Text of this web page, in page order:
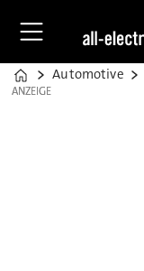
Home
Automotive
ANZEIGE
ANZEIGE